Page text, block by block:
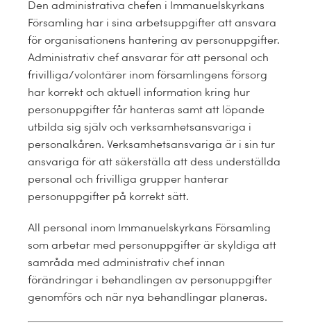
Den administrativa chefen i Immanuelskyrkans
Församling har i sina arbetsuppgifter att ansvara
för organisationens hantering av personuppgifter.
Administrativ chef ansvarar för att personal och
frivilliga/volontärer inom församlingens försorg
har korrekt och aktuell information kring hur
personuppgifter får hanteras samt att löpande
utbilda sig själv och verksamhetsansvariga i
personalkåren. Verksamhetsansvariga är i sin tur
ansvariga för att säkerställa att dess underställda
personal och frivilliga grupper hanterar
personuppgifter på korrekt sätt.
All personal inom Immanuelskyrkans Församling
som arbetar med personuppgifter är skyldiga att
samråda med administrativ chef innan
förändringar i behandlingen av personuppgifter
genomförs och när nya behandlingar planeras.